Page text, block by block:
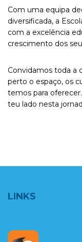
Com uma equipa
diversificada, a
com a excelência
crescimento dos
Convidamos toda a
perto o espaço, os
temos para
teu lado nesta
LINKS